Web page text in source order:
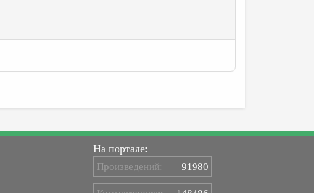
На портале:
Произведений: 91980